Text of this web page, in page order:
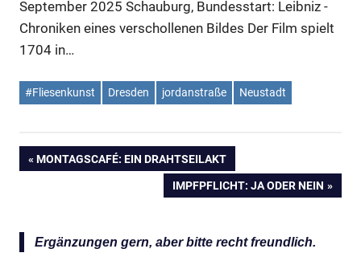
September 2025 Schauburg, Bundesstart: Leibniz -
Chroniken eines verschollenen Bildes Der Film spielt
1704 in…
#Fliesenkunst Dresden jordanstraße Neustadt
Beitragsnavigation
VORHERIGER
MONTAGSCAFÉ: EIN DRAHTSEILAKT
NÄCHSTER
IMPFPFLICHT: JA ODER NEIN
Ergänzungen gern, aber bitte recht freundlich.